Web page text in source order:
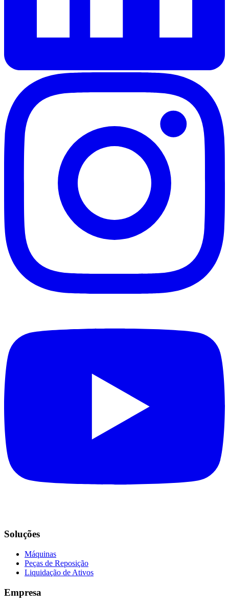
Soluções
Máquinas
Peças de Reposição
Liquidação de Ativos
Empresa